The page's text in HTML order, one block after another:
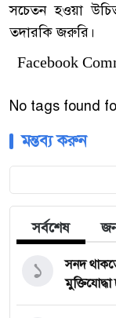
সচেতন হওয়া
তদারকি জরুরি।
Facebook
No tags found
মন্তব্য করুন
সর্বশেষ
সনদ
১